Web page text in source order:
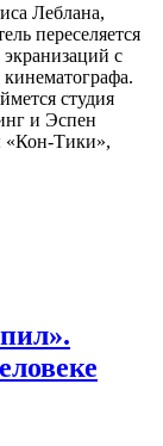
Леблана,
переселяется
с
студия
и Эспен
«Кон-Тики»,